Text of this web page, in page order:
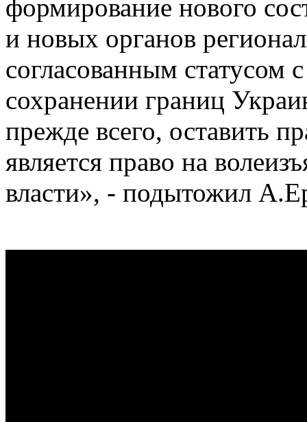
формирование нового
и новых органов
согласованным статусом
сохранении границ
прежде всего, оставить
является право на
власти», - подытожил